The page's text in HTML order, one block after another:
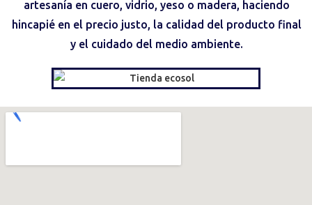
artesanía en cuero, vidrio, yeso o madera, haciendo
hincapié en el precio justo, la calidad del producto final
y el cuidado del medio ambiente.